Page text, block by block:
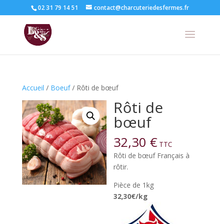
02 31 79 14 51 contact@charcuteriedesfermes.fr
Accueil / Boeuf/ Rôti de bœuf
Rôti de
bœuf
32,30 € TTC
Rôti de bœuf Français à
rôtir.
Pièce de 1kg
32,30€/kg